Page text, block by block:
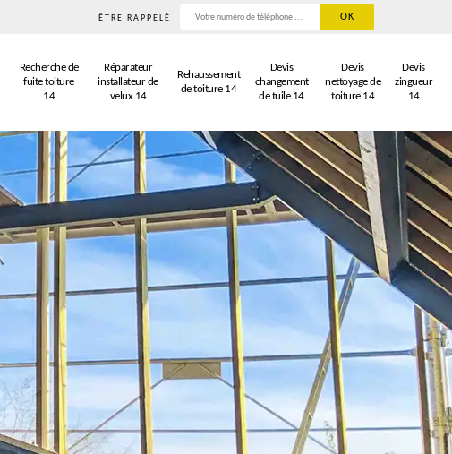
ÊTRE RAPPELÉ
Recherche de
fuite toiture
14
Réparateur
installateur de
velux 14
Rehaussement
de toiture 14
Devis
changement
de tuile 14
Devis
nettoyage de
toiture 14
Devis
zingueur
14